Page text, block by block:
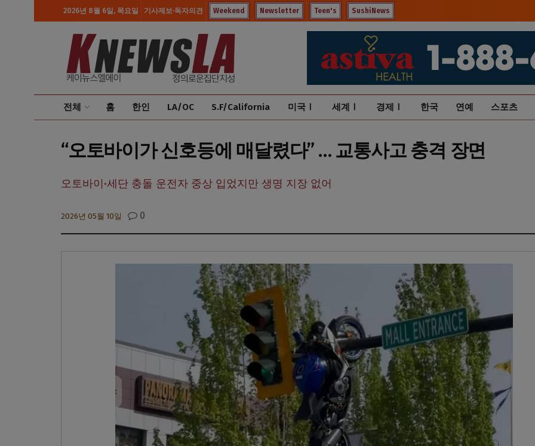
2026년 8월 6일, 목요일 기사제보·독자의견 Weekend Newsletter Teen's SushiNews
전체 홈 한인 LA/OC S.F/California 미국Ⅰ 세계Ⅰ 경제Ⅰ 한국 연예 스포츠
“오토바이가 신호등에 매달렸다” … 교통사고 충격 장면
오토바이·세단 충돌 운전자 중상 입었지만 생명 지장 없어
2026년 05월 10일 0